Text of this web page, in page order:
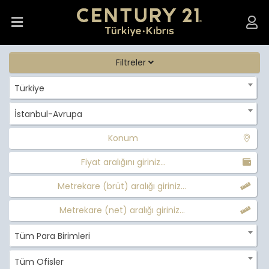
Filtreler
Türkiye
İstanbul-Avrupa
Konum
Fiyat aralığını giriniz...
Metrekare (brüt) aralığı giriniz...
Metrekare (net) aralığı giriniz...
Tüm Para Birimleri
Tüm Ofisler